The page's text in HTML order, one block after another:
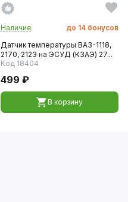
Наличие до 14 бонусов
Датчик температуры ВАЗ-1118,
2170, 2123 на ЭСУД (КЗАЭ) 27...
Код 18404
499 ₽
В корзину